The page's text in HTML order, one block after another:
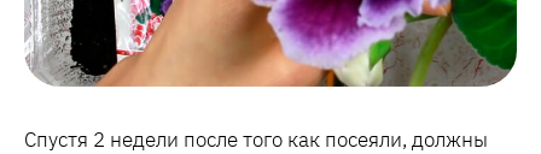
Спустя 2 недели после того как посеяли, должны